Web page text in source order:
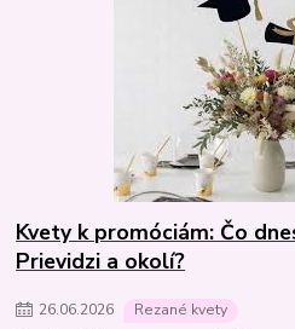
Kvety k promóciám: Čo
Prievidzi a okolí?
26.06.2026 Rezané kvety